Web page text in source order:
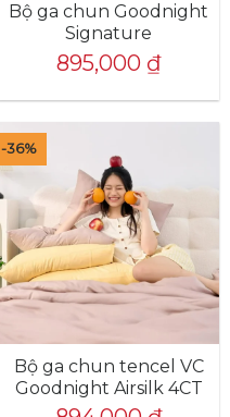
Bộ ga chun Goodnight
Signature
895,000 ₫
-36%
Bộ ga chun tencel VC
Goodnight Airsilk 4CT